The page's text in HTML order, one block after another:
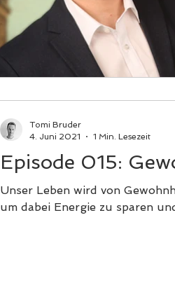
Episode 015:
Unser Leben wird von
um dabei Energie zu sparen
Tomi Bruder
4. Juni 2021
1 Min. Lesezeit